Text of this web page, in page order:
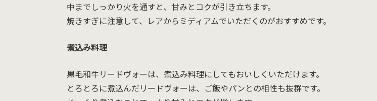
中までしっかり火を通すと、甘みとコクが引き立ちます。
焼きすぎに注意して、レアからミディアムでいただくのがおすすめです。
煮込み料理
黒毛和牛リードヴォーは、煮込み料理にしてもおいしくいただけます。
とろとろに煮込んだリードヴォーは、ご飯やパンとの相性も抜群です。